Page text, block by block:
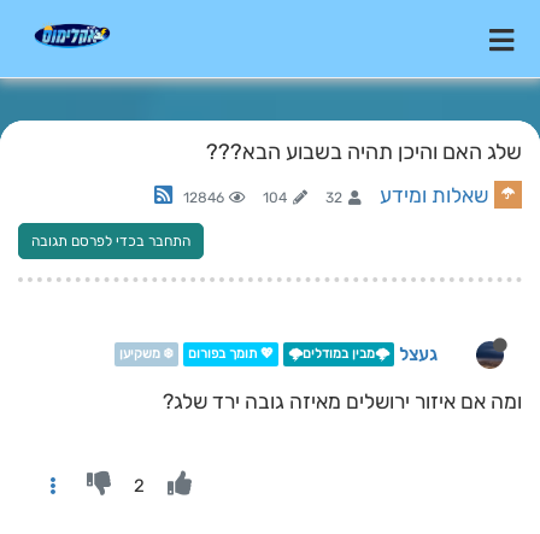
שלג האם והיכן תהיה בשבוע הבא???
שאלות ומידע 32
104
12846
התחבר בכדי לפרסם תגובה
געצל 🌩️מבין במודלים🌩️ 💖 תומך בפורום ❄️ משקיען
ומה אם איזור ירושלים מאיזה גובה ירד שלג?
2